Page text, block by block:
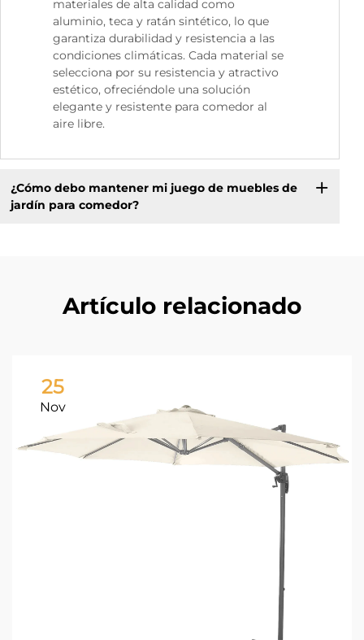
materiales de alta calidad como
aluminio, teca y ratán sintético, lo que
garantiza durabilidad y resistencia a las
condiciones climáticas. Cada material se
selecciona por su resistencia y atractivo
estético, ofreciéndole una solución
elegante y resistente para comedor al
aire libre.
¿Cómo debo mantener mi juego de muebles de
jardín para comedor?
Artículo relacionado
25
Nov